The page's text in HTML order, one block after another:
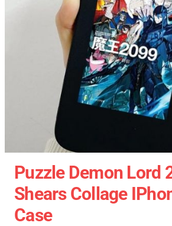
Puzzle Demon Lord
Shears Collage
Case